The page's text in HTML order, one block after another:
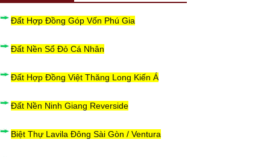
Đất Hợp Đồng Góp Vốn Phú Gia
Đất Nền Sổ Đỏ Cá Nhân
Đất Hợp Đồng Việt Thăng Long Kiến Á
Đất Nền Ninh Giang Reverside
Biệt Thự Lavila Đông Sài Gòn / Ventura